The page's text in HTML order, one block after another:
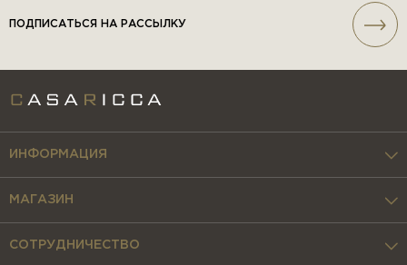
ПОДПИСАТЬСЯ НА РАССЫЛКУ
ИНФОРМАЦИЯ
МАГАЗИН
СОТРУДНИЧЕСТВО